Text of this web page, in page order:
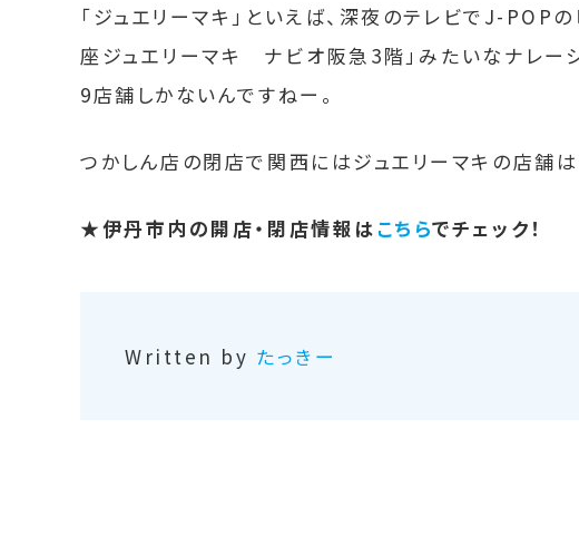
「ジュエリーマキ」といえば、深夜のテレビでJ-POP
座ジュエリーマキ ナビオ阪急3階」みたいなナレー
9店舗しかないんですねー。
つかしん店の閉店で関西にはジュエリーマキの店舗は
★伊丹市内の開店・閉店情報はこちらでチェック！
Written by たっきー